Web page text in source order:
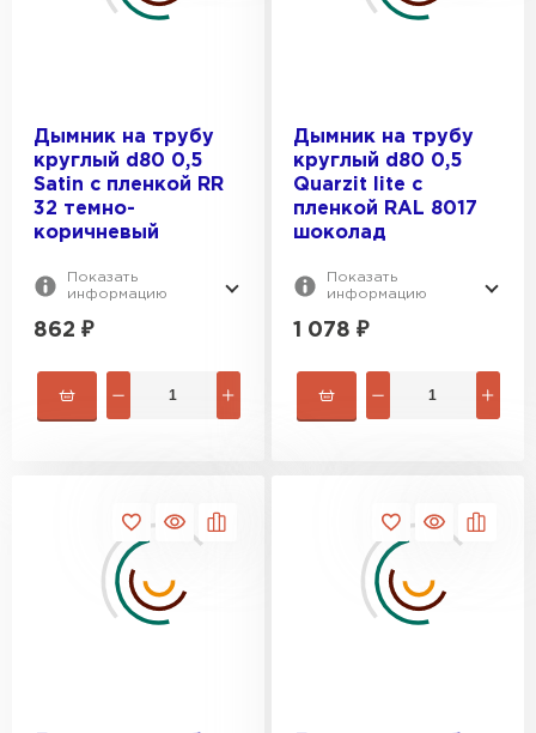
Дымник на трубу
круглый d80 0,5
Satin с пленкой RR
32 темно-
коричневый
Показать
информацию
862 ₽
Дымник на трубу
круглый d80 0,5
Quarzit lite с
пленкой RAL 8017
шоколад
Показать
информацию
1 078 ₽